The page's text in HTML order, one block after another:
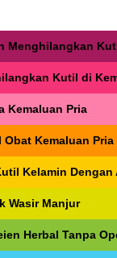
Menghilangkan
Kutil di
Kemaluan Pria
Kemaluan Pria
Kelamin Dengan
Wasir Manjur
Herbal Tanpa